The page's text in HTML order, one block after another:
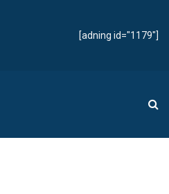
[adning id="1179"]